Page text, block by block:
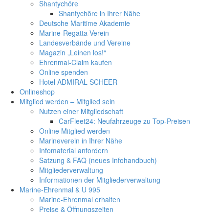
Shantychöre
Shantychöre in Ihrer Nähe
Deutsche Maritime Akademie
Marine-Regatta-Verein
Landesverbände und Vereine
Magazin „Leinen los!“
Ehrenmal-Claim kaufen
Online spenden
Hotel ADMIRAL SCHEER
Onlineshop
Mitglied werden – Mitglied sein
Nutzen einer Mitgliedschaft
CarFleet24: Neufahrzeuge zu Top-Preisen
Online Mitglied werden
Marineverein in Ihrer Nähe
Infomaterial anfordern
Satzung & FAQ (neues Infohandbuch)
Mitgliederverwaltung
Informationen der Mitgliederverwaltung
Marine-Ehrenmal & U 995
Marine-Ehrenmal erhalten
Preise & Öffnungszeiten